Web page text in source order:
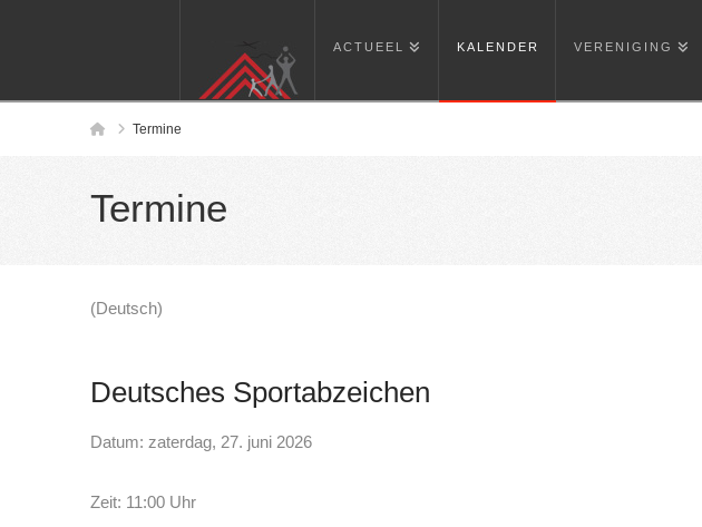
ACTUEEL KALENDER VERENIGING
HomeTermine
Termine
(Deutsch)
Deutsches Sportabzeichen
Datum: zaterdag, 27. juni 2026
Zeit: 11:00 Uhr